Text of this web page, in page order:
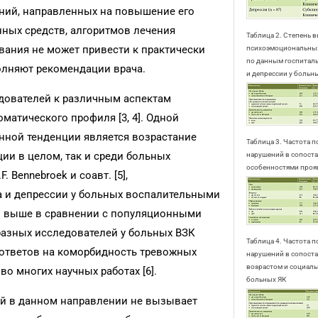
Таблица 2. Степень
по данным
и депрессии у
Таблица 3. Частота
нарушений в
особенностями
Таблица 4. Частота
нарушений в
возрастом и
больных ЯК
направленных на повышение его
средств, алгоритмов лечения
не может привести к практически
рекомендации врача.
к различным аспектам
профиля [3, 4]. Одной
тенденции является возрастание
в целом, так и среди больных
Bennebroek и соавт. [5],
и депрессии у больных воспалительными
выше в сравнении с популяционными
исследователей у больных ВЗК
на коморбидность тревожных
многих научных работах [6].
в данном направлении не вызывает